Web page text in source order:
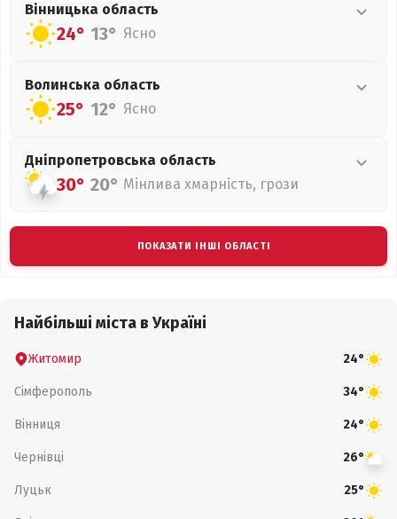
Вінницька область
24° 13° Ясно
Волинська область
25° 12° Ясно
Дніпропетровська область
30° 20° Мінлива хмарність, грози
ПОКАЗАТИ ІНШІ ОБЛАСТІ
Найбільші міста в Україні
Житомир 24°
Сімферополь 34°
Вінниця 24°
Чернівці 26°
Луцьк 25°